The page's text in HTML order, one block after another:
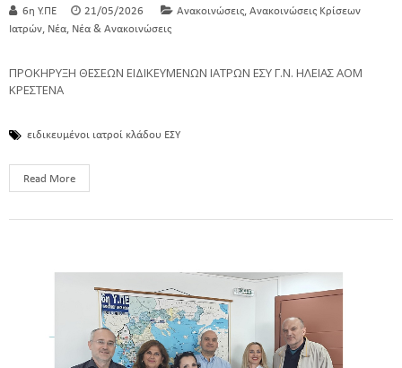
6η Υ.ΠΕ 21/05/2026 Ανακοινώσεις, Ανακοινώσεις Κρίσεων
Ιατρών, Νέα, Νέα & Ανακοινώσεις
ΠΡΟΚΗΡΥΞΗ ΘΕΣΕΩΝ ΕΙΔΙΚΕΥΜΕΝΩΝ ΙΑΤΡΩΝ ΕΣΥ Γ.Ν. ΗΛΕΙΑΣ ΑΟΜ
ΚΡΕΣΤΕΝΑ
ειδικευμένοι ιατροί κλάδου ΕΣΥ
Read More